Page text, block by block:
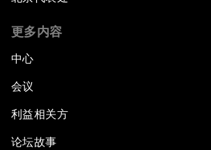
更多内容
中心
会议
利益相关方
论坛故事